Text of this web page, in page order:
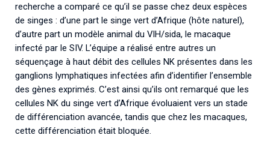
recherche a comparé ce qu’il se passe chez deux espèces
de singes : d’une part le singe vert d’Afrique (hôte naturel),
d’autre part un modèle animal du VIH/sida, le macaque
infecté par le SIV. L’équipe a réalisé entre autres un
séquençage à haut débit des cellules NK présentes dans les
ganglions lymphatiques infectées afin d’identifier l’ensemble
des gènes exprimés. C’est ainsi qu’ils ont remarqué que les
cellules NK du singe vert d’Afrique évoluaient vers un stade
de différenciation avancée, tandis que chez les macaques,
cette différenciation était bloquée.